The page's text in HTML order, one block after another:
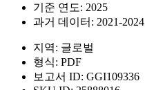
기준 연도: 2025
과거 데이터: 2021-2024
지역: 글로벌
형식: PDF
보고서 ID: GGI109336